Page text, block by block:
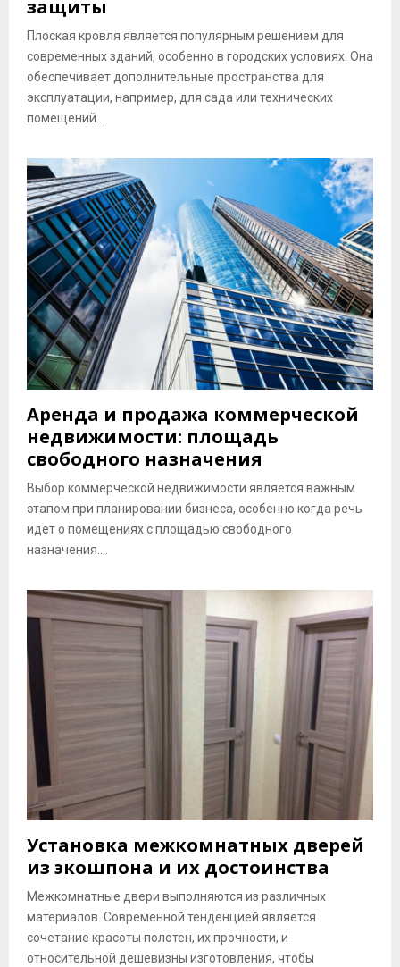
защиты
Плоская кровля является популярным решением для
современных зданий, особенно в городских условиях. Она
обеспечивает дополнительные пространства для
эксплуатации, например, для сада или технических
помещений....
Аренда и продажа коммерческой
недвижимости: площадь
свободного назначения
Выбор коммерческой недвижимости является важным
этапом при планировании бизнеса, особенно когда речь
идет о помещениях с площадью свободного
назначения....
Установка межкомнатных дверей
из экошпона и их достоинства
Межкомнатные двери выполняются из различных
материалов. Современной тенденцией является
сочетание красоты полотен, их прочности, и
относительной дешевизны изготовления, чтобы